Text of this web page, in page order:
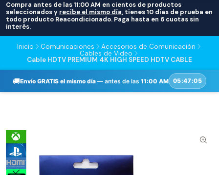
Compra antes de las 11:00 AM en cientos de productos
seleccionados y recibe el mismo día, tienes 10 días de prueba en
todo producto Reacondicionado. Paga hasta en 6 cuotas sin
interés.
Inicio Comunicaciones
Accesorios de Comunicación
Cables de Video
Cable HDTV PREMIUM 4K HIGH SPEED HDTV CABLE
🚚Envío GRATIS el mismo día— antes de las 11:00 AM 05:47:04